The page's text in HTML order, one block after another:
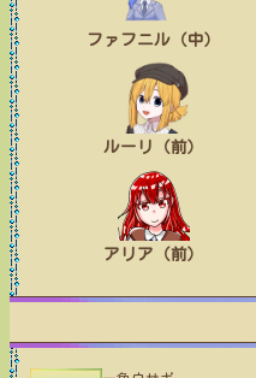
ファフニル（中）
ルーリ（前）
アリア（前）